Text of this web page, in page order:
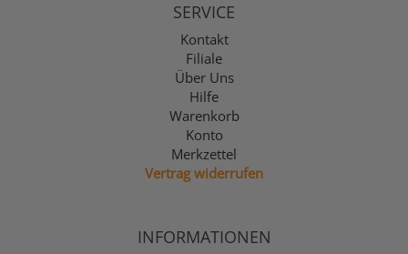
SERVICE
Kontakt
Filiale
Über Uns
Hilfe
Warenkorb
Konto
Merkzettel
Vertrag widerrufen
INFORMATIONEN